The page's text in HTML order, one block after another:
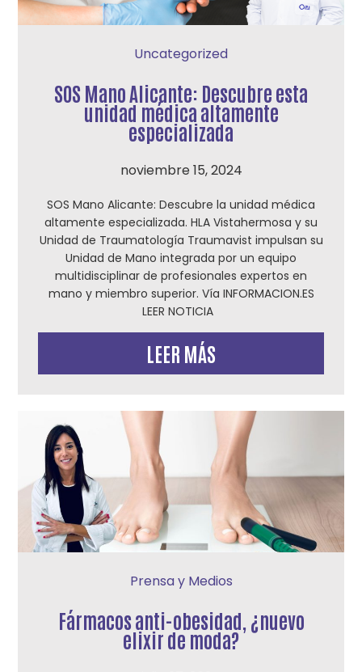
Uncategorized
SOS Mano Alicante: Descubre esta
unidad médica altamente
especializada
noviembre 15, 2024
SOS Mano Alicante: Descubre la unidad médica
altamente especializada. HLA Vistahermosa y su
Unidad de Traumatología Traumavist impulsan su
Unidad de Mano integrada por un equipo
multidisciplinar de profesionales expertos en
mano y miembro superior. Vía INFORMACION.ES
LEER NOTICIA
LEER MÁS
Prensa y Medios
Fármacos anti-obesidad, ¿nuevo
elixir de moda?